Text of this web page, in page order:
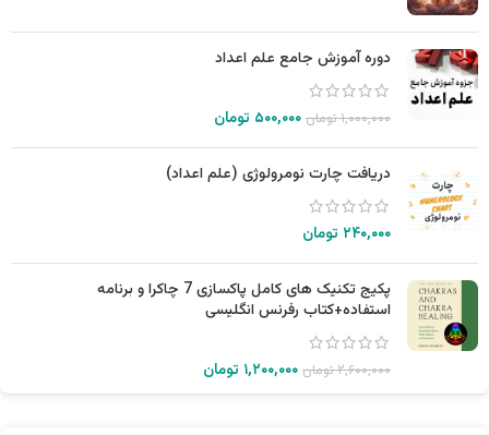
دوره آموزش جامع علم اعداد
۱,۰۰۰,۰۰۰تومان ۵۰۰,۰۰۰ تومان
دریافت چارت نومرولوژی (علم اعداد)
۲۴۰,۰۰۰ تومان
پکیج تکنیک های کامل پاکسازی 7 چاکرا و برنامه
استفاده+کتاب رفرنس انگلیسی
۲,۶۰۰,۰۰۰تومان ۱,۲۰۰,۰۰۰ تومان